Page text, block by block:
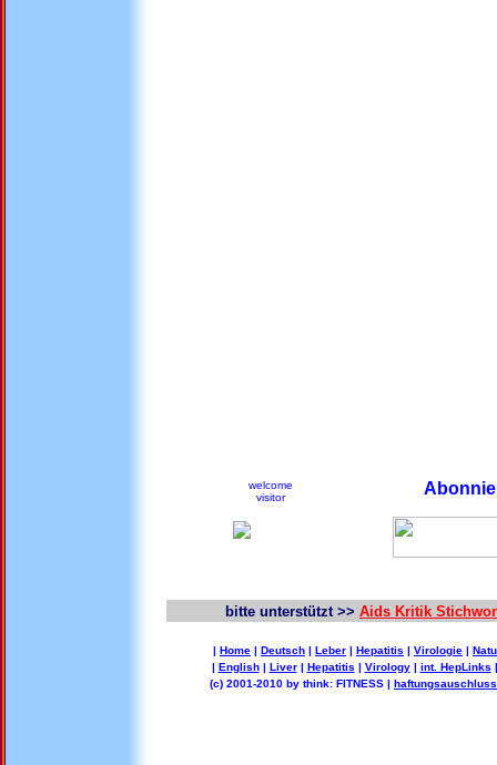
welcome
visitor
bitte unterstützt >> Aids Kritik
| Home | Deutsch | Leber | Hepatitis | Virologie |
| English| Liver| Hepatitis | Virology| int. HepLinks
(c) 2001-2010 by think: FITNESS |